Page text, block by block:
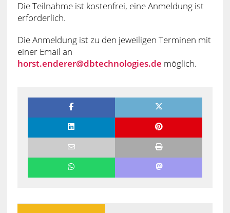
Die Teilnahme ist kostenfrei, eine Anmeldung ist
erforderlich.
Die Anmeldung ist zu den jeweiligen Terminen mit
einer Email an
horst.enderer@dbtechnologies.de möglich.